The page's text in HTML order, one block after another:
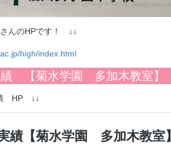
んのHPです！ ↓↓
high/index.html
績 【菊水学園 多加木教室】
HP ↓↓